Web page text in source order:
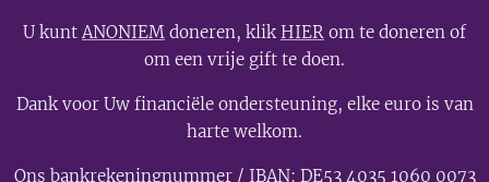
U kuntANONIEM doneren, klikHIER om te doneren of
om een vrije gift te doen.
Dank voor Uw financiële ondersteuning, elke euro is van
harte welkom.
Ons bankrekeningnummer / IBAN: DE53 4035 1060 0073